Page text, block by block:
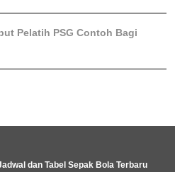
Pelatih PSG Contoh Bagi
dan Tabel Sepak Bola Terbaru